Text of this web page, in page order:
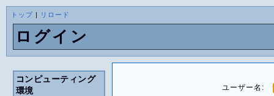
トップ| リロード
ログイン
コンピューティング
環境
ユーザー名: